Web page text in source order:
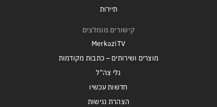
תיירות
קישורים מומלצים
MerkaziTV
מוצרים ושירותים – כתבות מקודמות
גלי צה"ל
חדשות עכשיו
הצהרת נגישות